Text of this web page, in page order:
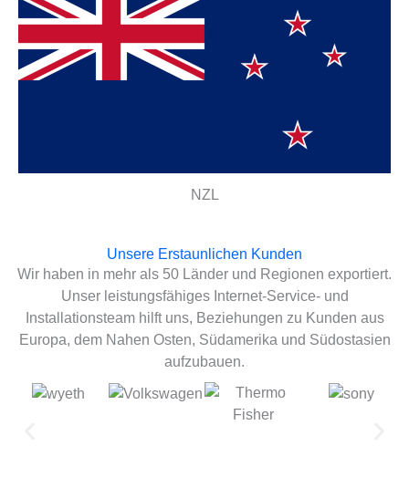
NZL
Unsere Erstaunlichen Kunden
Wir haben in mehr als 50 Länder und Regionen exportiert.
Unser leistungsfähiges Internet-Service- und
Installationsteam hilft uns, Beziehungen zu Kunden aus
Europa, dem Nahen Osten, Südamerika und Südostasien
aufzubauen.